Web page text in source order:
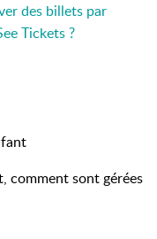
des billets par
Tickets ?
comment sont gérées